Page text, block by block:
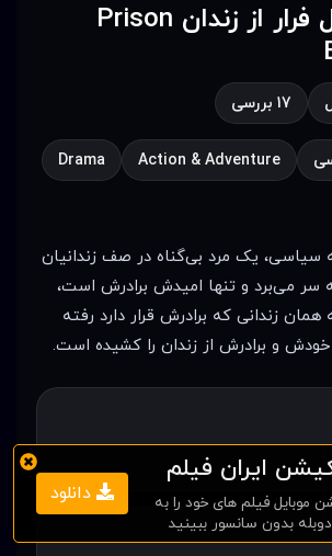
دانلود سریال فرار از زندان Prison
17 بررسی
Action & Adventure
Drama
سیاسی، یک مرد بی‌گناه در صف زندانیان
سر می‌برد و تنها امیدش برادرش است،
زندانی که برادرش قرار دارد رفته
و برادرش از زندان را کشیده است.
ایران فیلم
موبایل فیلم های خود را به
بدون سانسور ببینید
دانلود